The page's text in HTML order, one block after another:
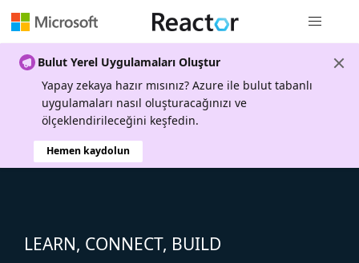
Bulut Yerel Uygulamaları Oluştur
Yapay zekaya hazır mısınız? Azure ile bulut tabanlı
uygulamaları nasıl oluşturacağınızı ve
ölçeklendirileceğini keşfedin.
Hemen kaydolun
LEARN, CONNECT, BUILD